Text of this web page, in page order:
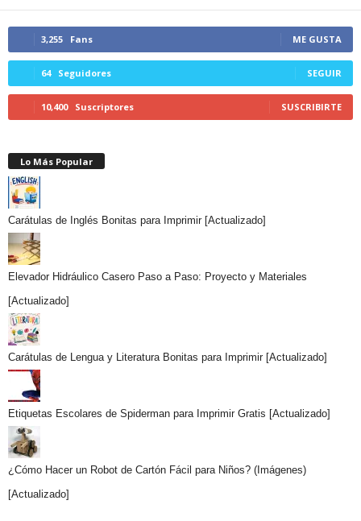
3,255 Fans ME GUSTA
64 Seguidores SEGUIR
10,400 Suscriptores SUSCRIBIRTE
Lo Más Popular
Carátulas de Inglés Bonitas para Imprimir [Actualizado]
Elevador Hidráulico Casero Paso a Paso: Proyecto y Materiales
[Actualizado]
Carátulas de Lengua y Literatura Bonitas para Imprimir [Actualizado]
Etiquetas Escolares de Spiderman para Imprimir Gratis [Actualizado]
¿Cómo Hacer un Robot de Cartón Fácil para Niños? (Imágenes)
[Actualizado]